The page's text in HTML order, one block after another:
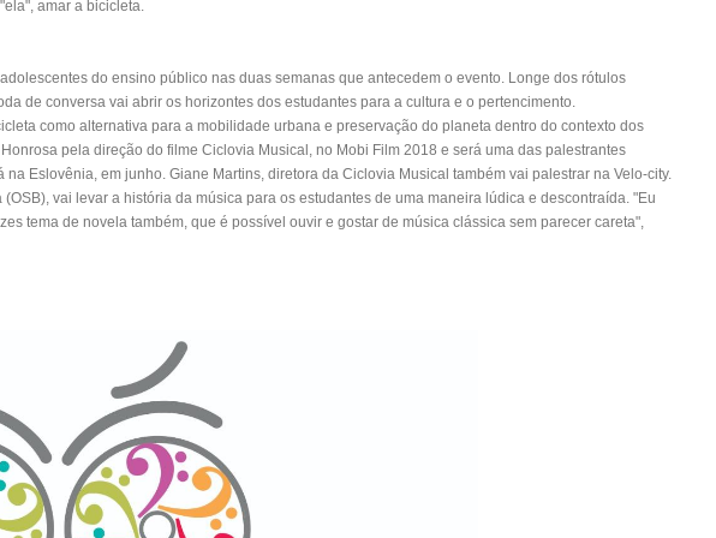
amar a bicicleta.
do ensino público nas duas semanas que antecedem o evento. Longe dos rótulos
de conversa vai abrir os horizontes dos estudantes para a cultura e o pertencimento.
como alternativa para a mobilidade urbana e preservação do planeta dentro do contexto dos
pela direção do filme Ciclovia Musical, no Mobi Film 2018 e será uma das palestrantes
Eslovênia, em junho. Giane Martins, diretora da Ciclovia Musical também vai palestrar na Velo-city.
vai levar a história da música para os estudantes de uma maneira lúdica e descontraída. "Eu
tema de novela também, que é possível ouvir e gostar de música clássica sem parecer careta",